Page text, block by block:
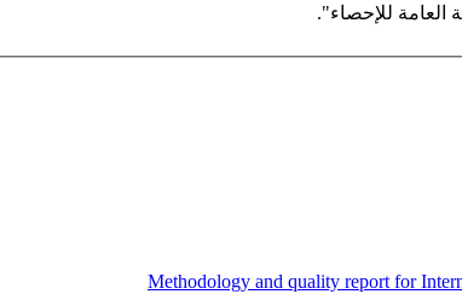
العامة للإحصاء".
Methodology and quality report for